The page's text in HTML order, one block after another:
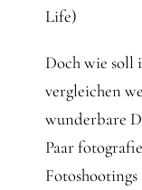
Life)
Doch wie soll
vergleichen
wunderbare
Paar